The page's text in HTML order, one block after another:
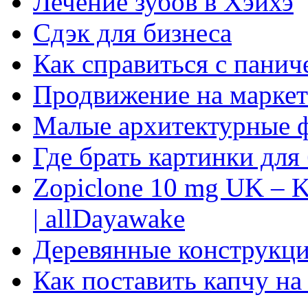
Сдэк для бизнеса
Как справиться с
Продвижение на
Малые архитектурные
Где брать картинки
Zopiclone 10 mg UK –
| allDayawake
Деревянные
Как поставить капчу